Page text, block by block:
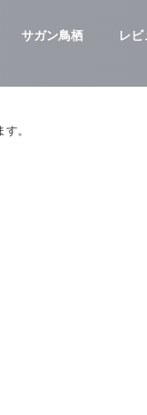
サガン鳥栖 レ
。